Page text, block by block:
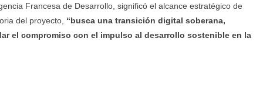
Francesa de Desarrollo, significó el alcance estratégico de
del proyecto, “busca una transición digital soberana,
el compromiso con el impulso al desarrollo sostenible en la